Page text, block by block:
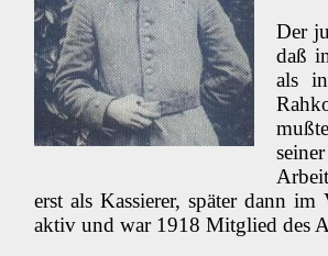
Der
daß
als
erst als Kassierer, später dann
aktiv und war 1918 Mitglied des